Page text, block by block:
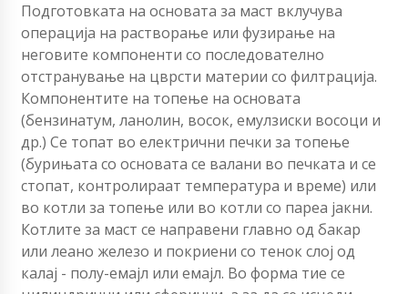
Подготовката на основата за маст вклучува
операција на растворање или фузирање на
неговите компоненти со последователно
отстранување на цврсти материи со филтрација.
Компонентите на топење на основата
(бензинатум, ланолин, восок, емулзиски восоци и
др.) Се топат во електрични печки за топење
(бурињата со основата се валани во печката и се
стопат, контролираат температура и време) или
во котли за топење или во котли со пареа јакни.
Котлите за маст се направени главно од бакар
или леано железо и покриени со тенок слој од
калај - полу-емајл или емајл. Во форма тие се